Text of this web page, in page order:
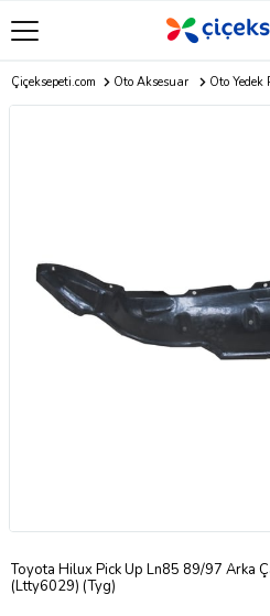
Çiçeksepeti.com Oto Aksesuar Oto
Toyota Hilux Pick Up Ln85 89/97 Arka
(Ltty6029) (Tyg)